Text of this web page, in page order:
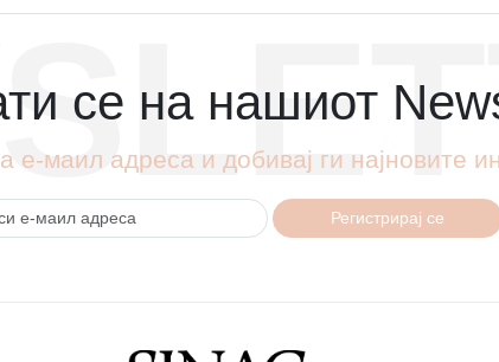
се на нашиот
е-маил адреса и добивај ги најновите
Регистрирај се